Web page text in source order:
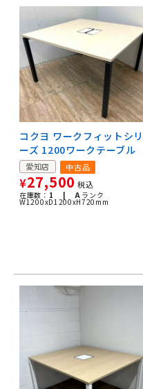
コクヨ ワークフィットシリ
ーズ 1200ワークテーブル
愛知店 中古品
¥27,500 税込
在庫数： 1 | Aランク
W1200xD1200xH720mm